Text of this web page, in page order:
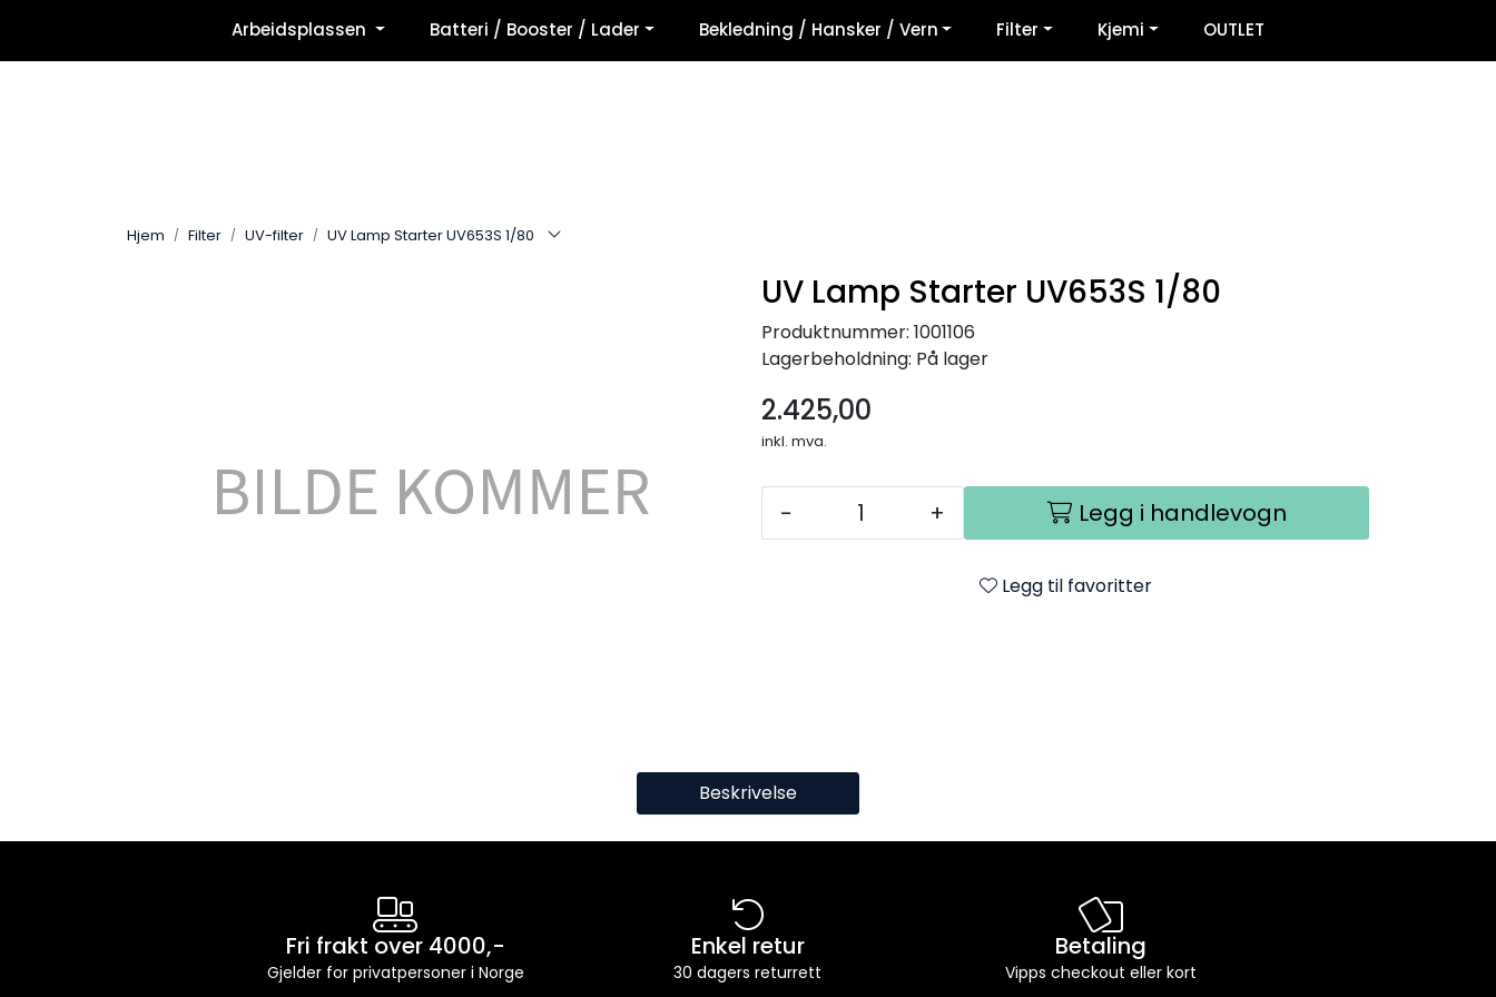
Infosenter Favoritter
Arbeidsplassen Batteri / Booster / Lader Bekledning / Hansker / Vern Filter Kjemi OUTLET
Hjem Filter UV-filter UV Lamp Starter UV653S 1/80
UV Lamp Starter UV653S 1/80
Produktnummer: 1001106
Lagerbeholdning: På lager
2.425,00
inkl. mva.
- + Legg i handlevogn
Legg til favoritter
Beskrivelse
Fri frakt over 4000,-
Gjelder for privatpersoner i Norge
Enkel retur
30 dagers returrett
Betaling
Vipps checkout eller kort